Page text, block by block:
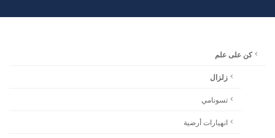
كن على علم
زلزال
تسونامي
انهيارات أرضية